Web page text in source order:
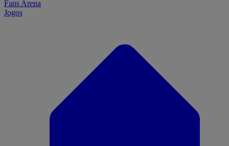
Fans Arena
Jogos